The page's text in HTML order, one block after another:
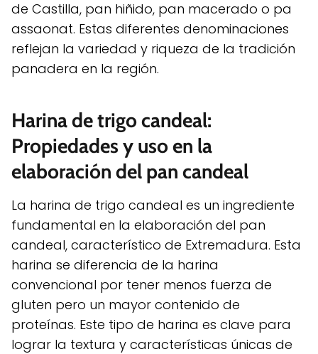
de Castilla, pan hiñido, pan macerado o pa
assaonat. Estas diferentes denominaciones
reflejan la variedad y riqueza de la tradición
panadera en la región.
Harina de trigo candeal:
Propiedades y uso en la
elaboración del pan candeal
La harina de trigo candeal es un ingrediente
fundamental en la elaboración del pan
candeal, característico de Extremadura. Esta
harina se diferencia de la harina
convencional por tener menos fuerza de
gluten pero un mayor contenido de
proteínas. Este tipo de harina es clave para
lograr la textura y características únicas de